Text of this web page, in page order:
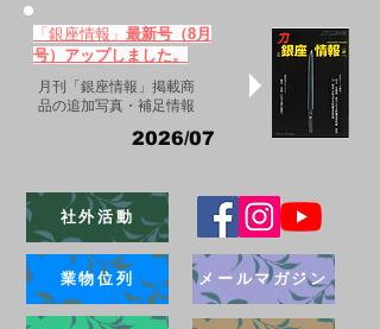
「銀座情報」 最新号（8月
号）アップしました。
月刊「銀座情報」掲載商
品の追加写真・補足情報
2026/07
社外活動
業物位列 メールマガジン